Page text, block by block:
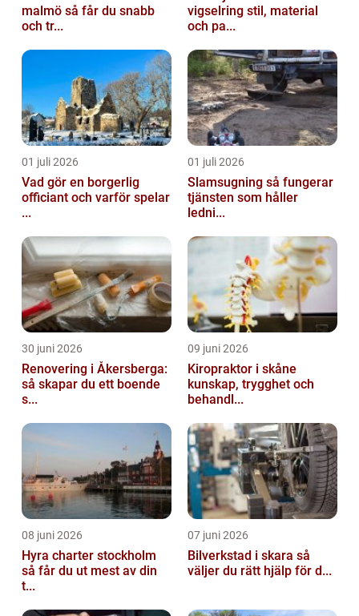
malmö så får du snabb
och tr...
vigselring stil, material
och pa...
01 juli 2026
Vad gör en borgerlig
officiant och varför spelar
...
01 juli 2026
Slamsugning så fungerar
tjänsten som håller
ledni...
30 juni 2026
Renovering i Åkersberga:
så skapar du ett boende
s...
09 juni 2026
Kiropraktor i skåne
kunskap, trygghet och
behandl...
08 juni 2026
Hyra charter stockholm
så får du ut mest av din
t...
07 juni 2026
Bilverkstad i skara så
väljer du rätt hjälp för d...